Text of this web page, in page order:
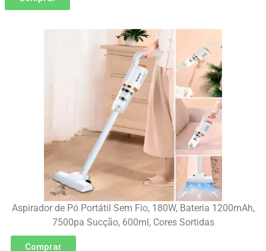
Aspirador de Pó Portátil Sem Fio, 180W, Bateria 1200mAh,
7500pa Sucção, 600ml, Cores Sortidas
Comprar